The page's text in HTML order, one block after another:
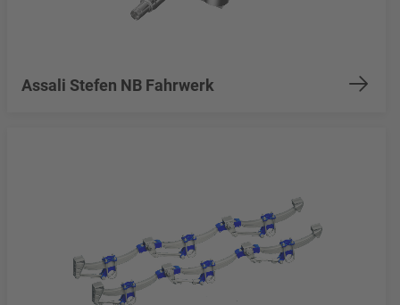
Assali Stefen NB Fahrwerk